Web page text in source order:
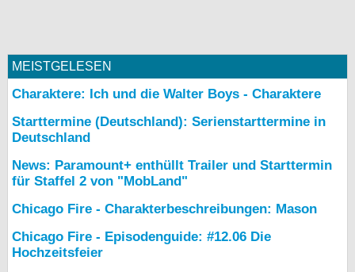
MEISTGELESEN
Charaktere: Ich und die Walter Boys - Charaktere
Starttermine (Deutschland): Serienstarttermine in
Deutschland
News: Paramount+ enthüllt Trailer und Starttermin
für Staffel 2 von "MobLand"
Chicago Fire - Charakterbeschreibungen: Mason
Chicago Fire - Episodenguide: #12.06 Die
Hochzeitsfeier